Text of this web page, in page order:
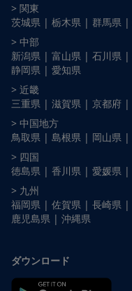
> 関東
茨城県 | 栃木県 | 群馬県 |
> 中部
新潟県 | 富山県 | 石川県 |
静岡県 | 愛知県
> 近畿
三重県 | 滋賀県 | 京都府 |
> 中国地方
鳥取県 | 島根県 | 岡山県 |
> 四国
徳島県 | 香川県 | 愛媛県 |
> 九州
福岡県 | 佐賀県 | 長崎県 |
鹿児島県 | 沖縄県
ダウンロード